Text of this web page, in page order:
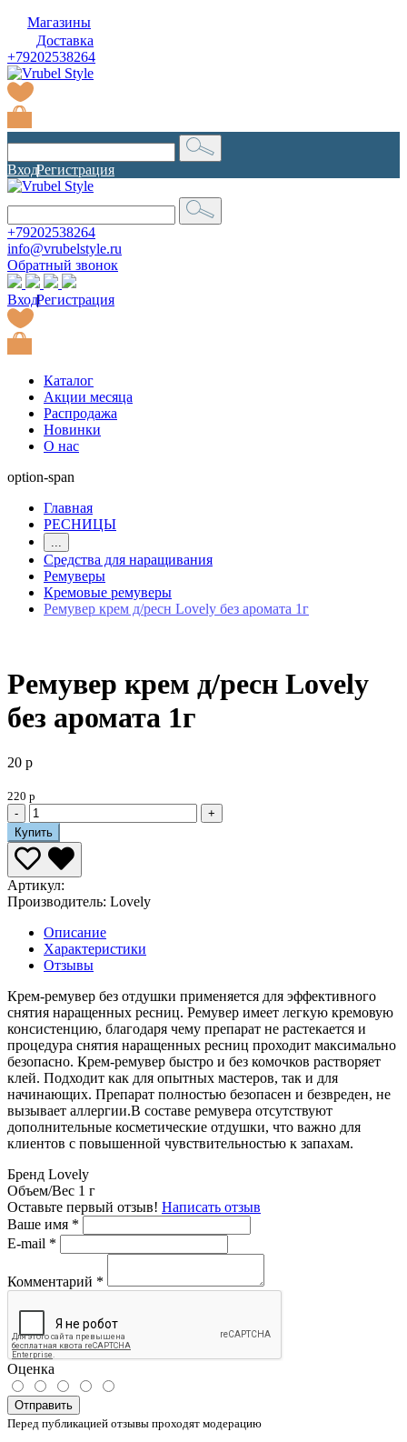
Магазины
Доставка
+79202538264
Вход|
Регистрация
+79202538264
info@vrubelstyle.ru
Обратный звонок
Вход|
Регистрация
Каталог
Акции месяца
Распродажа
Новинки
О нас
option-span
Главная
РЕСНИЦЫ
...
Средства для наращивания
Ремуверы
Кремовые ремуверы
Ремувер крем д/ресн Lovely без аромата 1г
Ремувер крем д/ресн Lovely
без аромата 1г
20 р
220 р
-
+
Купить
Артикул:
Производитель: Lovely
Описание
Характеристики
Отзывы
Крем-ремувер без отдушки применяется для эффективного
снятия наращенных ресниц. Ремувер имеет легкую кремовую
консистенцию, благодаря чему препарат не растекается и
процедура снятия наращенных ресниц проходит максимально
безопасно. Крем-ремувер быстро и без комочков растворяет
клей. Подходит как для опытных мастеров, так и для
начинающих. Препарат полностью безопасен и безвреден, не
вызывает аллергии.В составе ремувера отсутствуют
дополнительные косметические отдушки, что важно для
клиентов с повышенной чувствительностью к запахам.
Бренд Lovely
Объем/Вес 1 г
Оставьте первый отзыв! Написать отзыв
Ваше имя *
E-mail *
Комментарий *
Оценка
Отправить
Перед публикацией отзывы проходят модерацию